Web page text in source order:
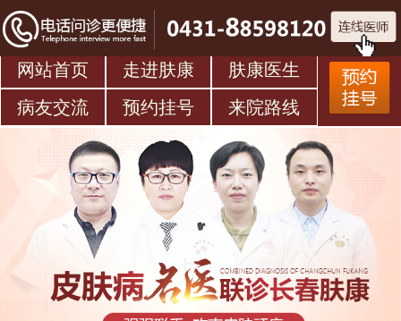
网站首页 走进肤康
肤康医生
病友交流
预约挂号 来院路线